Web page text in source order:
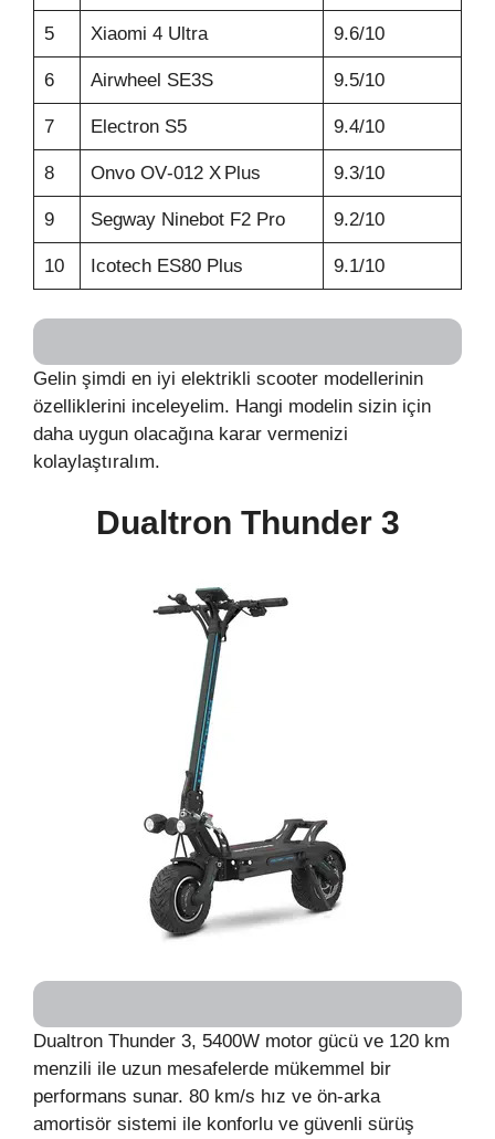
5 Xiaomi 4 Ultra 9.6/10
6 Airwheel SE3S 9.5/10
7 Electron S5 9.4/10
8 Onvo OV‑012 X Plus 9.3/10
9 Segway Ninebot F2 Pro 9.2/10
10 Icotech ES80 Plus 9.1/10
Gelin şimdi en iyi elektrikli scooter modellerinin
özelliklerini inceleyelim. Hangi modelin sizin için
daha uygun olacağına karar vermenizi
kolaylaştıralım.
Dualtron Thunder 3
Dualtron Thunder 3, 5400W motor gücü ve 120 km
menzili ile uzun mesafelerde mükemmel bir
performans sunar. 80 km/s hız ve ön-arka
amortisör sistemi ile konforlu ve güvenli sürüş